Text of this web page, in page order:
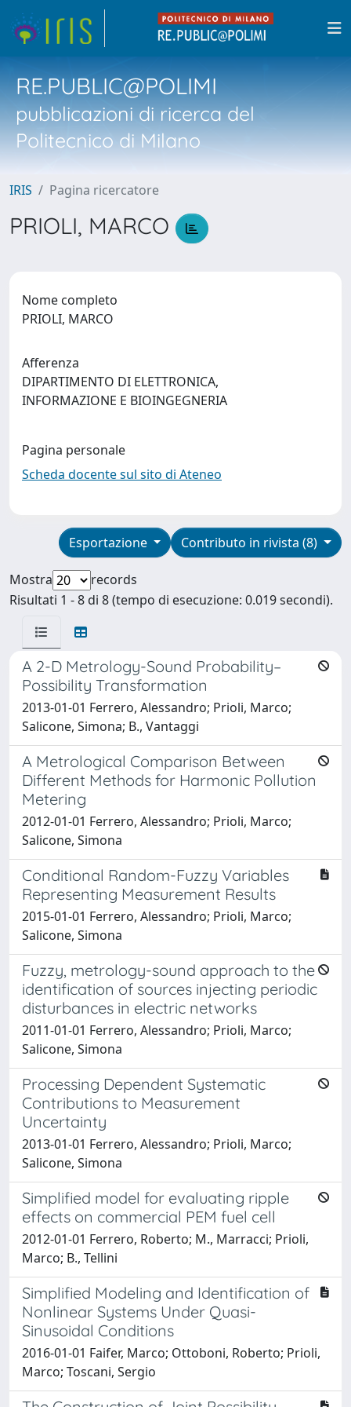
RE.PUBLIC@POLIMI
pubblicazioni di ricerca del
Politecnico di Milano
IRIS Pagina ricercatore
PRIOLI, MARCO
Nome completo
PRIOLI, MARCO
Afferenza
DIPARTIMENTO DI ELETTRONICA,
INFORMAZIONE E BIOINGEGNERIA
Pagina personale
Scheda docente sul sito di Ateneo
Contributo in rivista (8)
Esportazione
Mostra
records
Risultati 1 - 8 di 8 (tempo di esecuzione: 0.019 secondi).
A 2-D Metrology-Sound Probability–
Possibility Transformation
2013-01-01 Ferrero, Alessandro; Prioli, Marco;
Salicone, Simona; B., Vantaggi
A Metrological Comparison Between
Different Methods for Harmonic Pollution
Metering
2012-01-01 Ferrero, Alessandro; Prioli, Marco;
Salicone, Simona
Conditional Random-Fuzzy Variables
Representing Measurement Results
2015-01-01 Ferrero, Alessandro; Prioli, Marco;
Salicone, Simona
Fuzzy, metrology-sound approach to the
identification of sources injecting periodic
disturbances in electric networks
2011-01-01 Ferrero, Alessandro; Prioli, Marco;
Salicone, Simona
Processing Dependent Systematic
Contributions to Measurement
Uncertainty
2013-01-01 Ferrero, Alessandro; Prioli, Marco;
Salicone, Simona
Simplified model for evaluating ripple
effects on commercial PEM fuel cell
2012-01-01 Ferrero, Roberto; M., Marracci; Prioli,
Marco; B., Tellini
Simplified Modeling and Identification of
Nonlinear Systems Under Quasi-
Sinusoidal Conditions
2016-01-01 Faifer, Marco; Ottoboni, Roberto; Prioli,
Marco; Toscani, Sergio